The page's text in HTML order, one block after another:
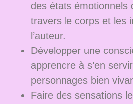
des états émotionnels
travers le corps et les
l’auteur.
Développer une
apprendre à s’en
personnages bien
Faire des sensations